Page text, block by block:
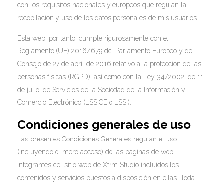
con los requisitos nacionales y europeos que regulan la
recopilación y uso de los datos personales de mis usuarios.
Esta web, por tanto, cumple rigurosamente con el
Reglamento (UE) 2016/679 del Parlamento Europeo y del
Consejo de 27 de abril de 2016 relativo a la protección de las
personas físicas (RGPD), así como con la Ley 34/2002, de 11
de julio, de Servicios de la Sociedad de la Información y
Comercio Electrónico (LSSICE ó LSSI).
Condiciones generales de uso
Las presentes Condiciones Generales regulan el uso
(incluyendo el mero acceso) de las páginas de web,
integrantes del sitio web de Xtrm Studio incluidos los
contenidos y servicios puestos a disposición en ellas. Toda